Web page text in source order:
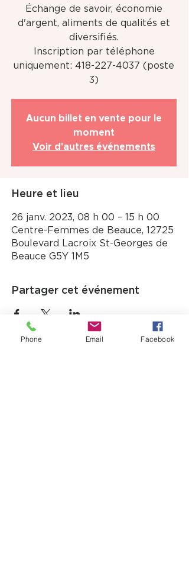
Échange de savoir, économie
d'argent, aliments de qualités et
diversifiés.
Inscription par téléphone
uniquement: 418-227-4037 (poste
3)
Aucun billet en vente pour le
moment
Voir d'autres événements
Heure et lieu
26 janv. 2023, 08 h 00 – 15 h 00
Centre-Femmes de Beauce, 12725
Boulevard Lacroix St-Georges de
Beauce G5Y 1M5
Partager cet événement
Phone Email Facebook